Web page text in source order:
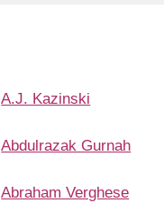
A.J. Kazinski
Abdulrazak Gurnah
Abraham Verghese